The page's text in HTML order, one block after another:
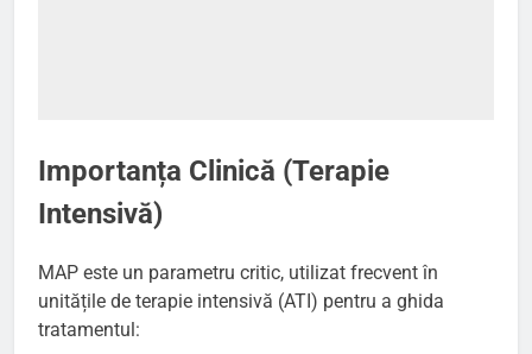
Importanța Clinică (Terapie
Intensivă)
MAP este un parametru critic, utilizat frecvent în
unitățile de terapie intensivă (ATI) pentru a ghida
tratamentul: